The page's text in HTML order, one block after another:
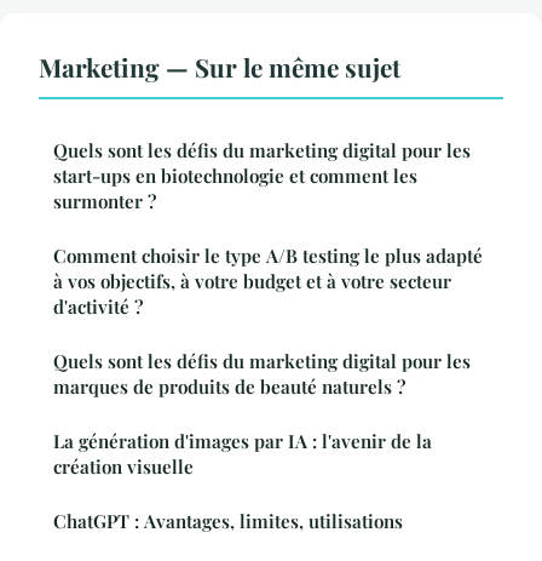
Marketing — Sur le même sujet
Quels sont les défis du marketing digital pour les
start-ups en biotechnologie et comment les
surmonter ?
Comment choisir le type A/B testing le plus adapté
à vos objectifs, à votre budget et à votre secteur
d'activité ?
Quels sont les défis du marketing digital pour les
marques de produits de beauté naturels ?
La génération d'images par IA : l'avenir de la
création visuelle
ChatGPT : Avantages, limites, utilisations